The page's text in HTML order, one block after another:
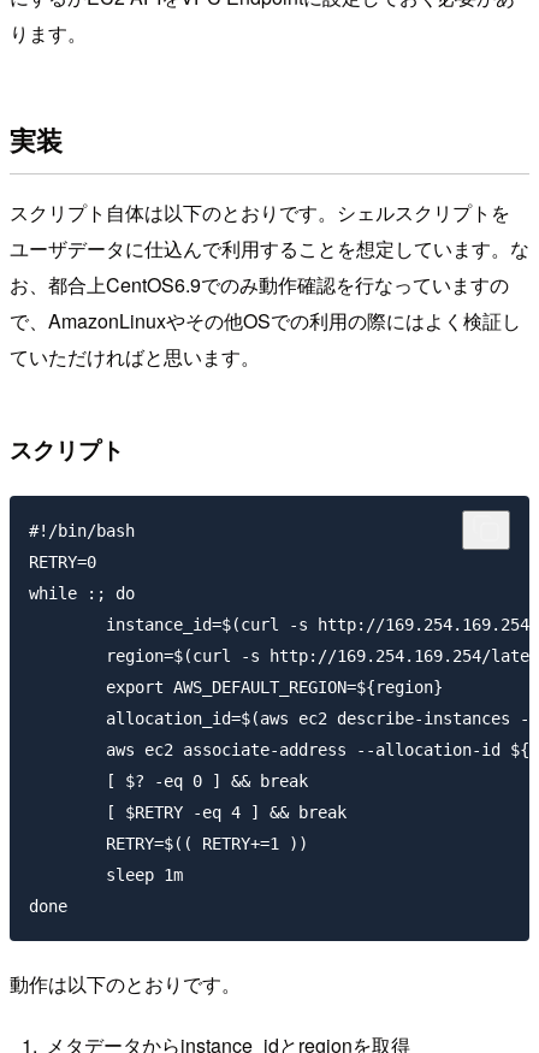
ります。
実装
スクリプト自体は以下のとおりです。シェルスクリプトを
ユーザデータに仕込んで利用することを想定しています。な
お、都合上CentOS6.9でのみ動作確認を行なっていますの
で、AmazonLinuxやその他OSでの利用の際にはよく検証し
ていただければと思います。
スクリプト
#!/bin/bash
RETRY=0
while :; do
done
動作は以下のとおりです。
メタデータからinstance_idとregionを取得